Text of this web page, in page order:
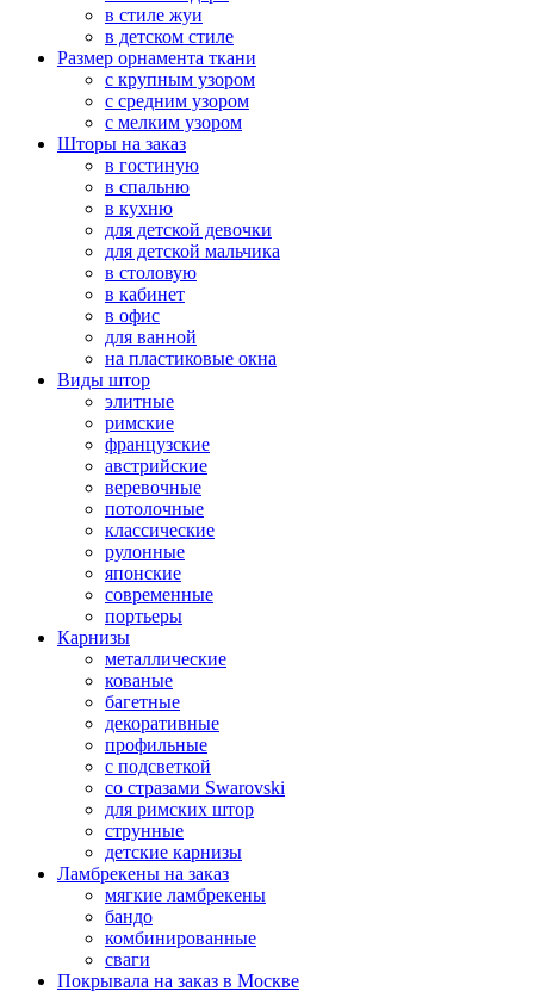
в стиле жуи
в детском стиле
Размер орнамента ткани
с крупным узором
с средним узором
с мелким узором
Шторы на заказ
в гостиную
в спальню
в кухню
для детской девочки
для детской мальчика
в столовую
в кабинет
в офис
для ванной
на пластиковые окна
Виды штор
элитные
римские
французские
австрийские
веревочные
потолочные
классические
рулонные
японские
современные
портьеры
Карнизы
металлические
кованые
багетные
декоративные
профильные
с подсветкой
со стразами Swarovski
для римских штор
струнные
детские карнизы
Ламбрекены на заказ
мягкие ламбрекены
бандо
комбинированные
сваги
Покрывала на заказ в Москве